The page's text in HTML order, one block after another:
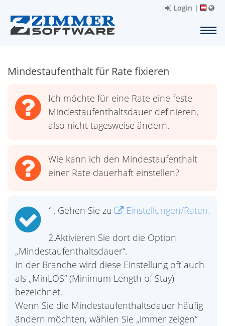
Login |
Mindestaufenthalt für Rate fixieren
Ich möchte für eine Rate eine feste
Mindestaufenthaltsdauer definieren,
also nicht tagesweise ändern.
Wie kann ich den Mindestaufenthalt
einer Rate dauerhaft einstellen?
1. Gehen Sie zu Einstellungen/Raten.
2.Aktivieren Sie dort die Option
„Mindestaufenthaltsdauer“.
In der Branche wird diese Einstellung oft auch
als „MinLOS“ (Minimum Length of Stay)
bezeichnet.
Wenn Sie die Mindestaufenthaltsdauer häufig
ändern möchten, wählen Sie „immer zeigen“